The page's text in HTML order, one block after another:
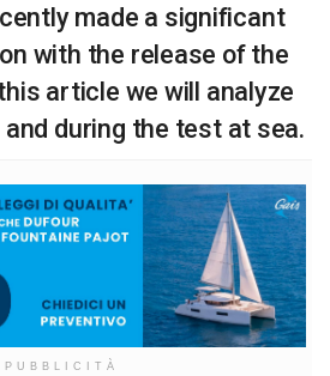
made a significant
with the release of the
article we will analyze
during the test at sea.
PUBBLICITÀ